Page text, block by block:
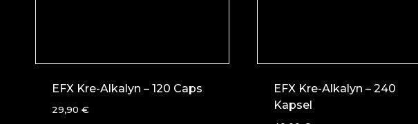
EFX Kre-Alkalyn – 120 Caps
29,90 €
EFX Kre-Alkalyn – 240
Kapsel